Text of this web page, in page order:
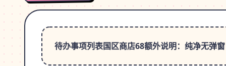
待办事项列表国区商店68额外说明：纯净无弹